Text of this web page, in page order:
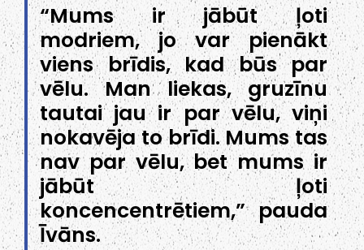
“Mums ir jābūt ļoti
modriem, jo var pienākt
viens brīdis, kad būs par
vēlu. Man liekas, gruzīnu
tautai jau ir par vēlu, viņi
nokavēja to brīdi. Mums tas
nav par vēlu, bet mums ir
jābūt ļoti
koncencentrētiem,” pauda
Īvāns.